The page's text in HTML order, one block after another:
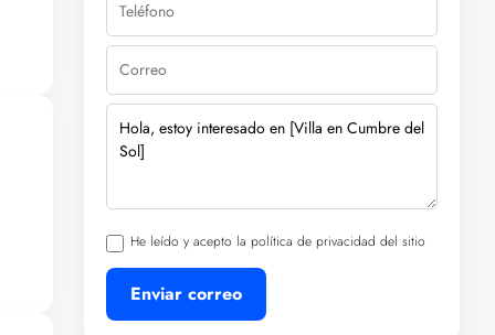
He leído y acepto la política de privacidad del sitio
Enviar correo